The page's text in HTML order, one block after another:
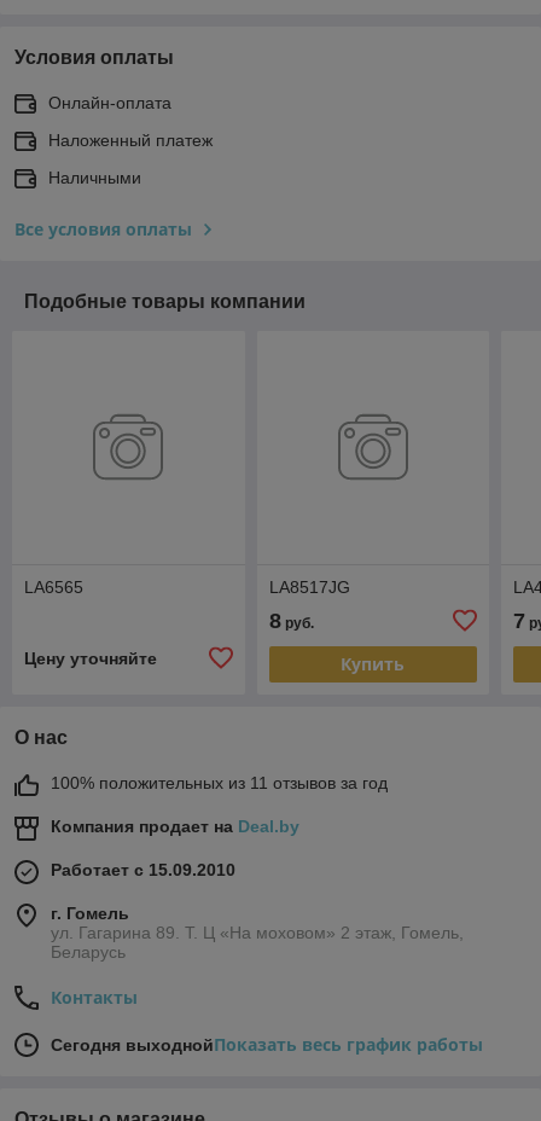
Условия оплаты
Онлайн-оплата
Наложенный платеж
Наличными
Все условия оплаты
Подобные товары компании
LA6565
Цену уточняйте
LA8517JG
8руб.
Купить
7
О нас
100% положительных из 11 отзывов за год
Компания продает на Deal.by
Работает с 15.09.2010
г. Гомель
ул. Гагарина 89. Т. Ц «На моховом» 2 этаж, Гомель,
Беларусь
Контакты
Сегодня выходнойПоказать весь график работы